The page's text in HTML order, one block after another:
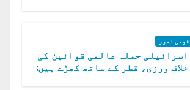
قومی امور
اسرائیلی حملہ عالمی قوانین کی
خلاف ورزی، قطر کے ساتھ کھڑے ہیں: